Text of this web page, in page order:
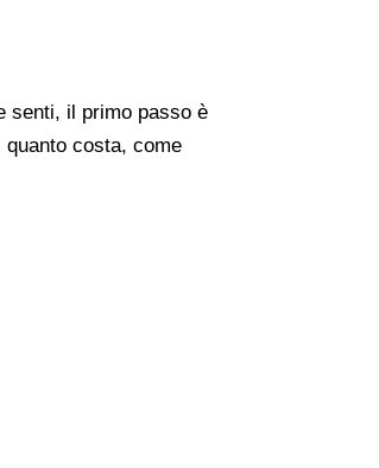
senti, il primo passo è
costa, come